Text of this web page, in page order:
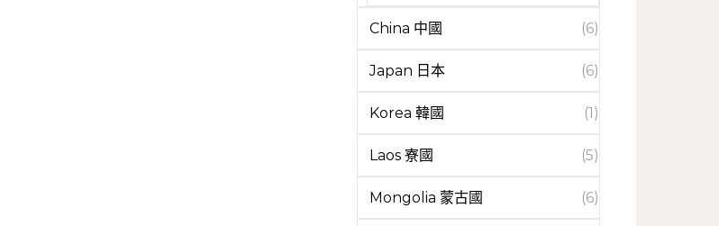
China 中國 (6)
Japan 日本 (6)
Korea 韓國 (1)
Laos 寮國 (5)
Mongolia 蒙古國 (6)